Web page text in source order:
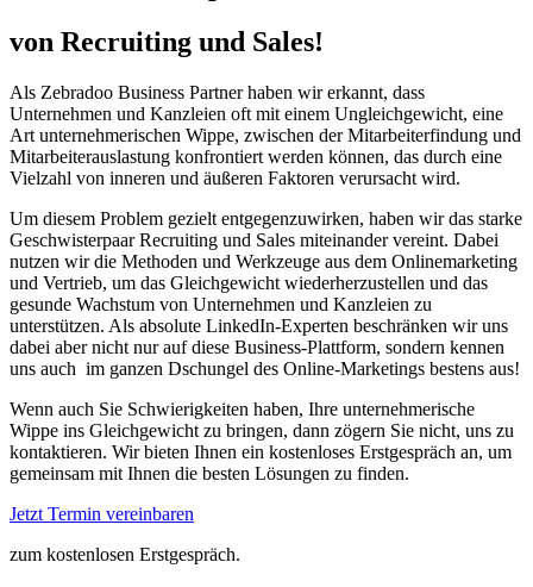
von Recruiting und Sales!
Als Zebradoo Business Partner haben wir erkannt, dass
Unternehmen und Kanzleien oft mit einem Ungleichgewicht, eine
Art unternehmerischen Wippe, zwischen der Mitarbeiterfindung und
Mitarbeiterauslastung konfrontiert werden können, das durch eine
Vielzahl von inneren und äußeren Faktoren verursacht wird.
Um diesem Problem gezielt entgegenzuwirken, haben wir das starke
Geschwisterpaar Recruiting und Sales miteinander vereint. Dabei
nutzen wir die Methoden und Werkzeuge aus dem Onlinemarketing
und Vertrieb, um das Gleichgewicht wiederherzustellen und das
gesunde Wachstum von Unternehmen und Kanzleien zu
unterstützen. Als absolute LinkedIn-Experten beschränken wir uns
dabei aber nicht nur auf diese Business-Plattform, sondern kennen
uns auch im ganzen Dschungel des Online-Marketings bestens aus!
Wenn auch Sie Schwierigkeiten haben, Ihre unternehmerische
Wippe ins Gleichgewicht zu bringen, dann zögern Sie nicht, uns zu
kontaktieren. Wir bieten Ihnen ein kostenloses Erstgespräch an, um
gemeinsam mit Ihnen die besten Lösungen zu finden.
Jetzt Termin vereinbaren
zum kostenlosen Erstgespräch.